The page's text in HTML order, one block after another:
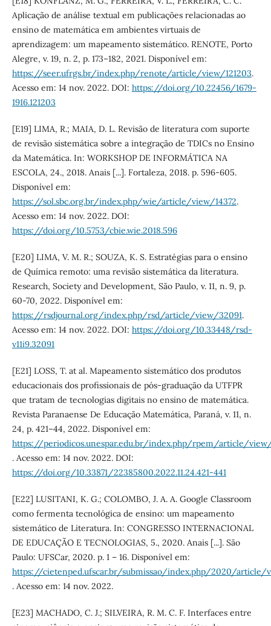
Aplicação de análise textual em publicações relacionadas ao
ensino de matemática em ambientes virtuais de
aprendizagem: um mapeamento sistemático. RENOTE, Porto
Alegre, v. 19, n. 2, p. 173–182, 2021. Disponível em:
https://seer.ufrgs.br/index.php/renote/article/view/121203.
Acesso em: 14 nov. 2022. DOI: https://doi.org/10.22456/1679-
1916.121203
[E19] LIMA, R.; MAIA, D. L. Revisão de literatura com suporte
de revisão sistemática sobre a integração de TDICs no Ensino
da Matemática. In: WORKSHOP DE INFORMÁTICA NA
ESCOLA, 24., 2018. Anais [...]. Fortaleza, 2018. p. 596-605.
Disponível em:
https://sol.sbc.org.br/index.php/wie/article/view/14372.
Acesso em: 14 nov. 2022. DOI:
https://doi.org/10.5753/cbie.wie.2018.596
[E20] LIMA, V. M. R.; SOUZA, K. S. Estratégias para o ensino
de Química remoto: uma revisão sistemática da literatura.
Research, Society and Development, São Paulo, v. 11, n. 9, p.
60-70, 2022. Disponível em:
https://rsdjournal.org/index.php/rsd/article/view/32091.
Acesso em: 14 nov. 2022. DOI: https://doi.org/10.33448/rsd-
v11i9.32091
[E21] LOSS, T. at al. Mapeamento sistemático dos produtos
educacionais dos profissionais de pós-graduação da UTFPR
que tratam de tecnologias digitais no ensino de matemática.
Revista Paranaense De Educação Matemática, Paraná, v. 11, n.
24, p. 421–44, 2022. Disponível em:
https://periodicos.unespar.edu.br/index.php/rpem/article/
. Acesso em: 14 nov. 2022. DOI:
https://doi.org/10.33871/22385800.2022.11.24.421-441
[E22] LUSITANI, K. G.; COLOMBO, J. A. A. Google Classroom
como fermenta tecnológica de ensino: um mapeamento
sistemático de Literatura. In: CONGRESSO INTERNACIONAL
DE EDUCAÇÃO E TECNOLOGIAS, 5., 2020. Anais [...]. São
Paulo: UFSCar, 2020. p. 1 – 16. Disponível em:
https://cietenped.ufscar.br/submissao/index.php/2020/article/
. Acesso em: 14 nov. 2022.
[E23] MACHADO, C. J.; SILVEIRA, R. M. C. F. Interfaces entre